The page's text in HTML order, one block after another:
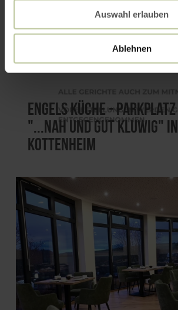
Auswahl erlauben
Ablehnen
Engels Küche - Parkplatz
"...nah und gut Kluwig" in
Kottenheim